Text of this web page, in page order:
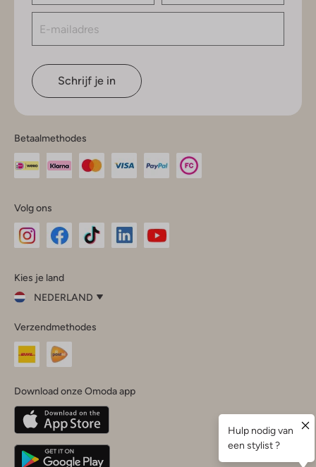
Schrijf je in
Betaalmethodes
Volg ons
InstagramFacebook
Kies je land
NEDERLAND
je
land
Nederland
Belgique(Français)
Deutschland
Verzendmethodes
Download onze Omoda app